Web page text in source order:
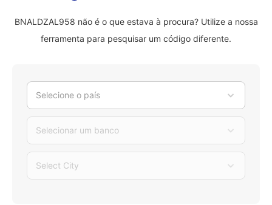
BNALDZAL958 não é o que estava à procura? Utilize a nossa
ferramenta para pesquisar um código diferente.
Selecione o país
Selecionar um banco
Select City